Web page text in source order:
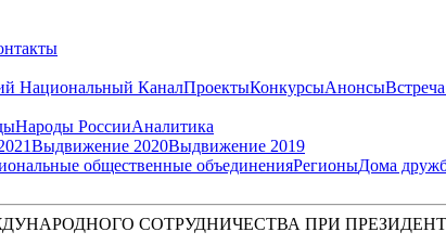
Национальный КаналПроектыКонкурсыАнонсы
Народы РоссииАналитика
Выдвижение 2020Выдвижение 2019
общественные объединенияРегионыДома
СОТРУДНИЧЕСТВА ПРИ